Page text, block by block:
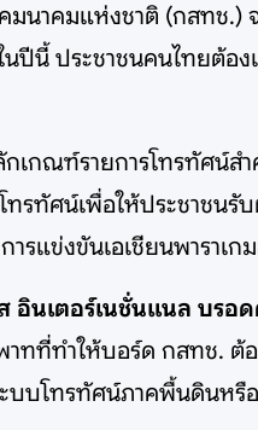
มนาคมแห่งชาติ (กสทช
ปีนี้ ประชาชนคนไทยต้อ
ณฑ์รายการโทรทัศน์สํ
ทัศน์เพื่อให้ประชาชนรั
รแข่งขันเอเชียนพารา
อินเตอร์เนชั่นแนล บร
ที่ทำให้บอร์ด กสทช. ต้
โทรทัศน์ภาคพื้นดินหรือ